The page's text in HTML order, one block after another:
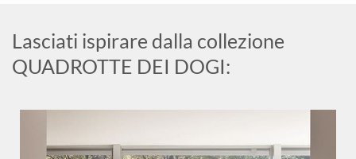
Lasciati ispirare dalla collezione
QUADROTTE DEI DOGI: